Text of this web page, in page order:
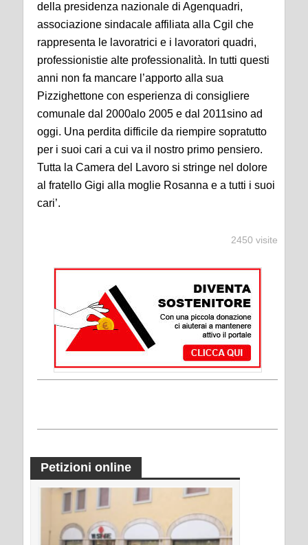
della presidenza nazionale di Agenquadri,
associazione sindacale affiliata alla Cgil che
rappresenta le lavoratrici e i lavoratori quadri,
professionistie alte professionalità. In tutti questi
anni non fa mancare l’apporto alla sua
Pizzighettone con esperienza di consigliere
comunale dal 2000alo 2005 e dal 2011sino ad
oggi. Una perdita difficile da riempire sopratutto
per i suoi cari a cui va il nostro primo pensiero.
Tutta la Camera del Lavoro si stringe nel dolore
al fratello Gigi alla moglie Rosanna e a tutti i suoi
cari’.
2450 visite
Petizioni online